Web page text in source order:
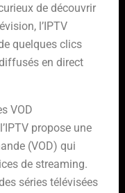
de découvrir
l’IPTV
quelques clics
en direct
VOD
propose une
(VOD) qui
de streaming.
séries télévisées